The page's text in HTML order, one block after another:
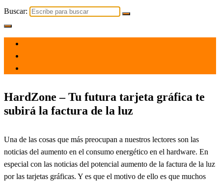
Buscar:
HardZone – Tu futura tarjeta gráfica te
subirá la factura de la luz
Una de las cosas que más preocupan a nuestros lectores son las
noticias del aumento en el consumo energético en el hardware. En
especial con las noticias del potencial aumento de la factura de la luz
por las tarjetas gráficas. Y es que el motivo de ello es que muchos